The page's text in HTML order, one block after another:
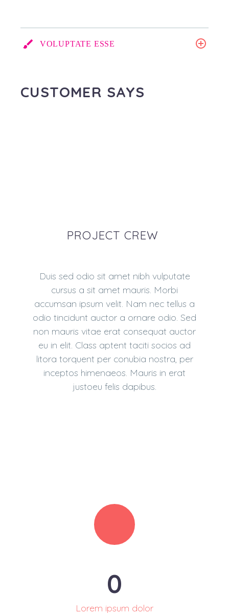
VOLUPTATE ESSE
CUSTOMER SAYS
PROJECT CREW
Duis sed odio sit amet nibh vulputate
cursus a sit amet mauris. Morbi
accumsan ipsum velit. Nam nec tellus a
odio tincidunt auctor a ornare odio. Sed
non mauris vitae erat consequat auctor
eu in elit. Class aptent taciti socios ad
litora torquent per conubia nostra, per
inceptos himenaeos. Mauris in erat
justoeu felis dapibus.
0
Lorem ipsum dolor